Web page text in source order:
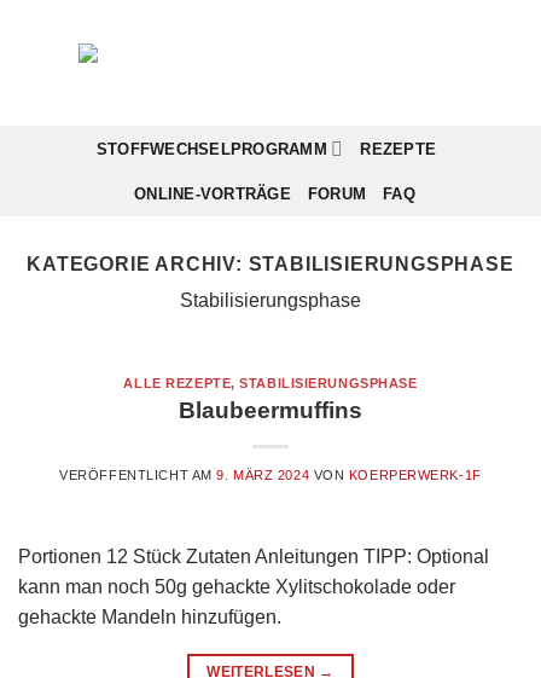
STOFFWECHSELPROGRAMM REZEPTE
ONLINE-VORTRÄGE FORUM FAQ
KATEGORIE ARCHIV: STABILISIERUNGSPHASE
Stabilisierungsphase
ALLE REZEPTE,STABILISIERUNGSPHASE
Blaubeermuffins
VERÖFFENTLICHT AM9. MÄRZ 2024 VON KOERPERWERK-1F
Portionen 12 Stück Zutaten Anleitungen TIPP: Optional
kann man noch 50g gehackte Xylitschokolade oder
gehackte Mandeln hinzufügen.
WEITERLESEN →